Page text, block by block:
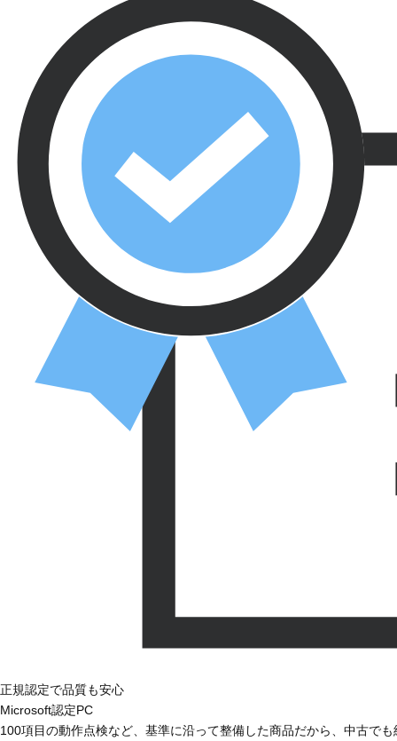
正規認定で品質も安心
Microsoft認定PC
100項目の動作点検など、基準に沿って整備した商品だから、中古で